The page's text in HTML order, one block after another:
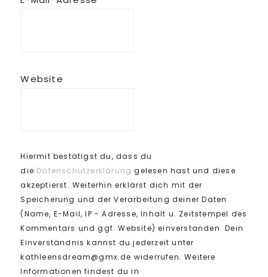
Website
Hiermit bestätigst du, dass du
die Datenschutzerklärung gelesen hast und diese
akzeptierst. Weiterhin erklärst dich mit der
Speicherung und der Verarbeitung deiner Daten
(Name, E-Mail, IP - Adresse, Inhalt u. Zeitstempel des
Kommentars und ggf. Website) einverstanden. Dein
Einverständnis kannst du jederzeit unter
kathleensdream@gmx.de widerrufen. Weitere
Informationen findest du in